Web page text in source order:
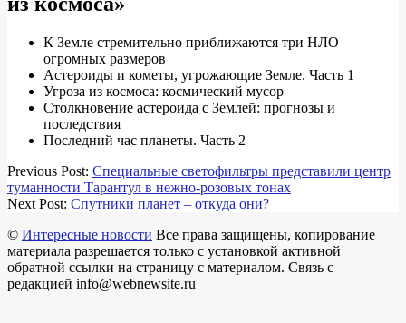
К Земле стремительно приближаются три НЛО
огромных размеров
Астероиды и кометы, угрожающие Земле. Часть 1
Угроза из космоса: космический мусор
Столкновение астероида с Землей: прогнозы и
последствия
Последний час планеты. Часть 2
2018-
03-
18
Previous Post: Специальные светофильтры представили центр
туманности Тарантул в нежно-розовых тонах
Next Post: Спутники планет – откуда они?
© Интересные новости Все права защищены, копирование
материала разрешается только с установкой активной
обратной ссылки на страницу с материалом. Связь с
редакцией info@webnewsite.ru